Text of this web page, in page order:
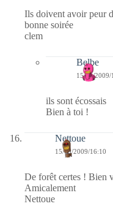
Ils doivent avoir peur
bonne soirée
clem
Belbe
15/09/2009/
ils sont écossais
Bien à toi !
Nettoue
15/09/2009/16:10
De forêt certes ! Bien
Amicalement
Nettoue